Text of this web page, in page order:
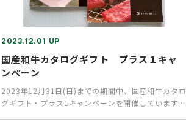
2023.12.01 UP
国産和牛カタログギフト プラス１キャ
ンペーン
2023年12月31日(日)までの期間中、国産和牛カタロ
グギフト・プラス1キャンペーンを開催しています。